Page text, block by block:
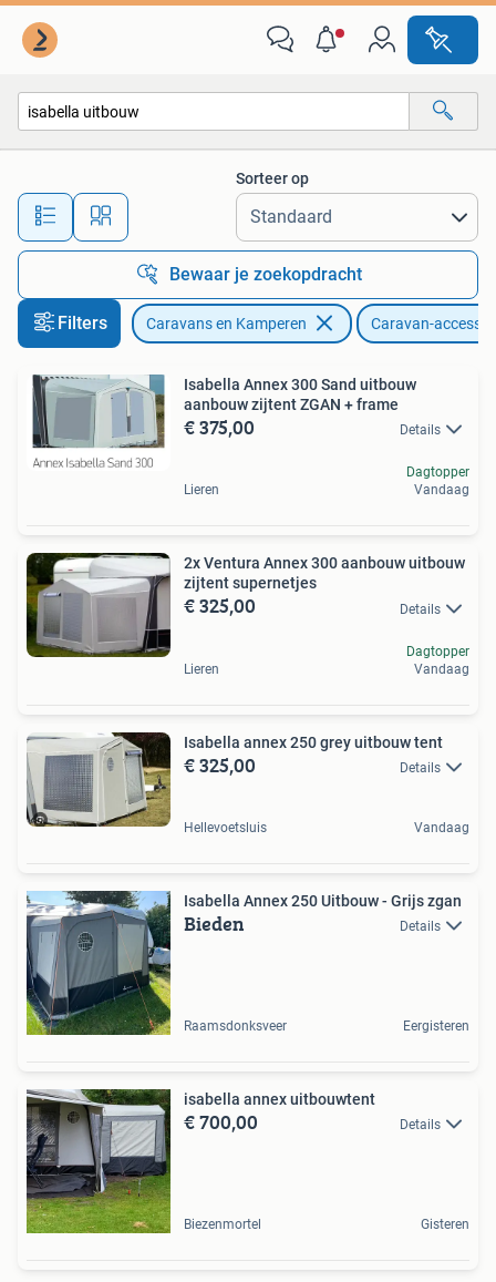
Alle afstanden…
Sorteer op
Bewaar je zoekopdracht
Filters Caravans en Kamperen Caravan-
Isabella Annex 300 Sand uitbouw
aanbouw zijtent ZGAN + frame
€ 375,00 Details
Lieren
Dagtopper
Vandaag
2x Ventura Annex 300 aanbouw uitbouw
zijtent supernetjes
€ 325,00 Details
Lieren
Dagtopper
Vandaag
Isabella annex 250 grey uitbouw tent
€ 325,00 Details
Hellevoetsluis Vandaag
Isabella Annex 250 Uitbouw - Grijs zgan
Bieden Details
Raamsdonksveer Eergisteren
isabella annex uitbouwtent
€ 700,00 Details
Biezenmortel Gisteren